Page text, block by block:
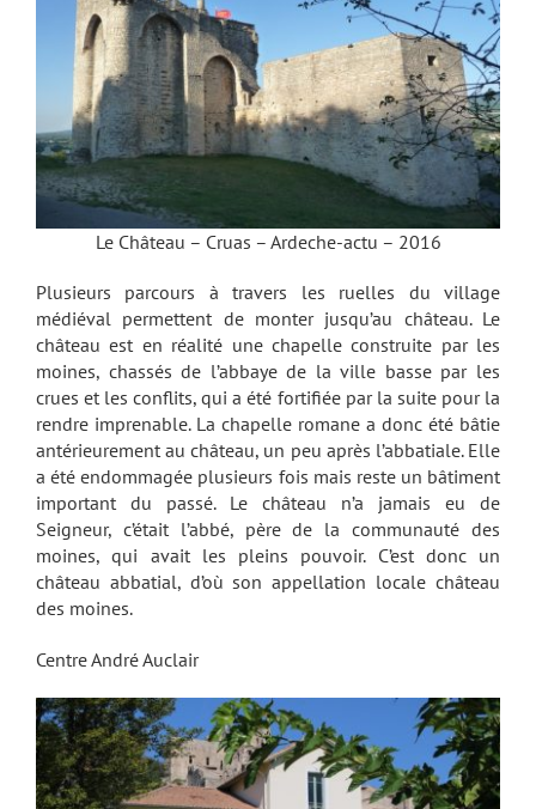
Le Château – Cruas – Ardeche-actu – 2016
Plusieurs parcours à travers les ruelles du village
médiéval permettent de monter jusqu’au château. Le
château est en réalité une chapelle construite par les
moines, chassés de l’abbaye de la ville basse par les
crues et les conflits, qui a été fortifiée par la suite pour la
rendre imprenable. La chapelle romane a donc été bâtie
antérieurement au château, un peu après l’abbatiale. Elle
a été endommagée plusieurs fois mais reste un bâtiment
important du passé. Le château n’a jamais eu de
Seigneur, c’était l’abbé, père de la communauté des
moines, qui avait les pleins pouvoir. C’est donc un
château abbatial, d’où son appellation locale château
des moines.
Centre André Auclair